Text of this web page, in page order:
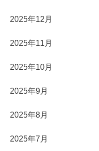
2025年12月
2025年11月
2025年10月
2025年9月
2025年8月
2025年7月